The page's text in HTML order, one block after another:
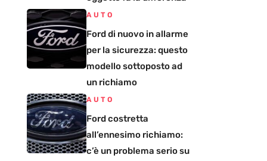
AUTO
Ford di nuovo in allarme
per la sicurezza: questo
modello sottoposto ad
un richiamo
AUTO
Ford costretta
all’ennesimo richiamo:
c’è un problema serio su